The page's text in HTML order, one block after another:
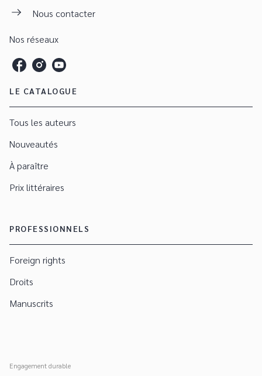
Nous contacter
Nos réseaux
LE CATALOGUE
Tous les auteurs
Nouveautés
À paraître
Prix littéraires
PROFESSIONNELS
Foreign rights
Droits
Manuscrits
Engagement durable